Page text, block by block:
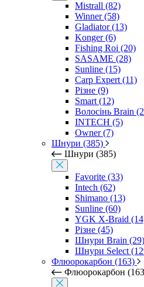
Mistrall (82)
Winner (58)
Gladiator (13)
Konger (6)
Fishing Roi (20)
SASAME (28)
Sunline (15)
Carp Expert (11)
Різне (9)
Smart (12)
Волосінь Brain
INTECH (5)
Owner (7)
Шнури (385)
Шнури (385)
Favorite (33)
Intech (62)
Shimano (13)
Sunline (60)
YGK X-Braid
Різне (45)
Шнури Brain (29)
Шнури Select
Флюорокарбон (163)
Флюорокарбон